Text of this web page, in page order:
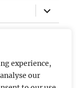
experience,
our
öffnen